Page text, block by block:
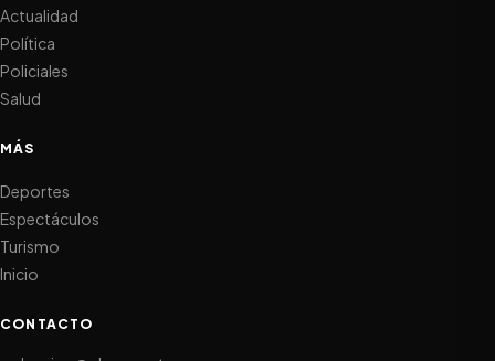
Actualidad
Política
Policiales
Salud
MÁS
Deportes
Espectáculos
Turismo
Inicio
CONTACTO